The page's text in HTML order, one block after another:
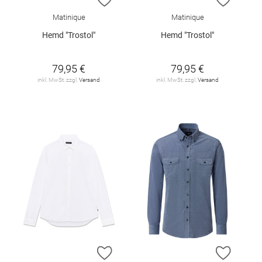
Matinique
Hemd "Trostol"
79,95 €
inkl. MwSt. zzgl. Versand
Matinique
Hemd "Trostol"
79,95 €
inkl. MwSt. zzgl. Versand
ZUR WUNSCHLISTE HINZUFÜGEN
ZUR